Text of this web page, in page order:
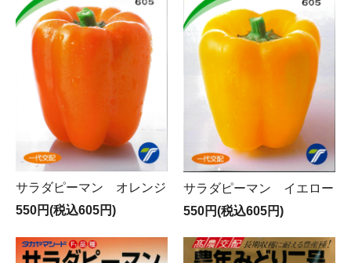
サラダピーマン オレンジ
550円(税込605円)
サラダピーマン イエロー
550円(税込605円)